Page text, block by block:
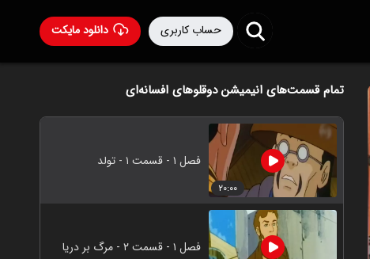
دانلود مایکت حساب کاربری
تمام قسمت‌های انیمیشن دوقلوهای افسانه‌ای
۲۰:۰۰
فصل ۱ - قسمت ۱ - تولد
فصل ۱ - قسمت ۲ - مرگ بر دریا